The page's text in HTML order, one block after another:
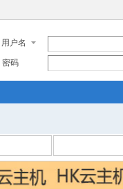
用户名
密码